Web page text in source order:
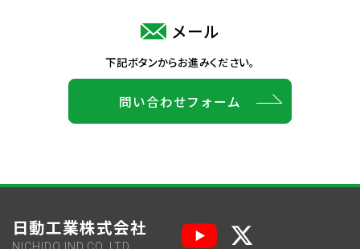
メール
下記ボタンからお進みください。
問い合わせフォーム
日動工業株式会社